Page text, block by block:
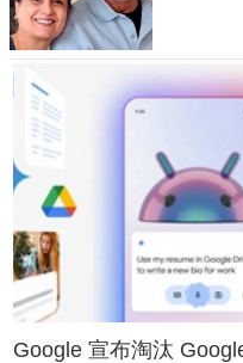
Google 宣布淘汰